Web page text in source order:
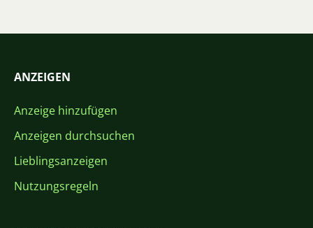
ANZEIGEN
Anzeige hinzufügen
Anzeigen durchsuchen
Lieblingsanzeigen
Nutzungsregeln